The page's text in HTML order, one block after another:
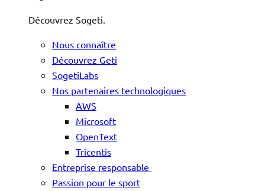
Découvrez Sogeti.
Nous connaître
Découvrez Geti
SogetiLabs
Nos partenaires technologiques
AWS
Microsoft
OpenText
Tricentis
Entreprise responsable
Passion pour le sport